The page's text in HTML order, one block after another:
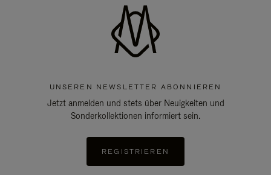
UNSEREN NEWSLETTER ABONNIEREN
Jetzt anmelden und stets über Neuigkeiten und
Sonderkollektionen informiert sein.
REGISTRIEREN